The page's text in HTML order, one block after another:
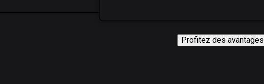
Profitez des avantages